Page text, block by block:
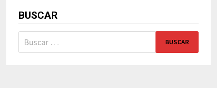
BUSCAR
Buscar: